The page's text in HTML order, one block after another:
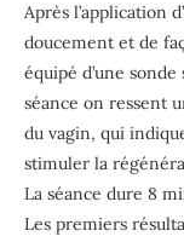
Après l’application
doucement et de
équipé d’une
séance on ressent
du vagin, qui
stimuler la
La séance dure 8
Les premiers